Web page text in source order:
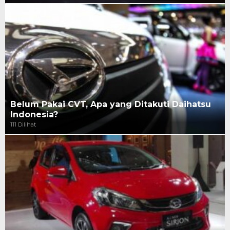
Belum Pakai CVT, Apa yang Ditakuti Daihatsu
Indonesia?
111 Dilihat